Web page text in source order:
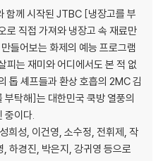
함께 시작된 JTBC [냉장고를 부
로 직접 가져와 냉장고 속 재료만
들어보는 화제의 예능 프로그램
피는 재미와 어디에서도 본 적 없
톱 셰프들과 환상 호흡의 2MC 김
탁해]는 대한민국 쿡방 열풍의
중이다.
희성, 이건영, 소수정, 전휘제, 작
하경진, 박은지, 강귀영 등으로